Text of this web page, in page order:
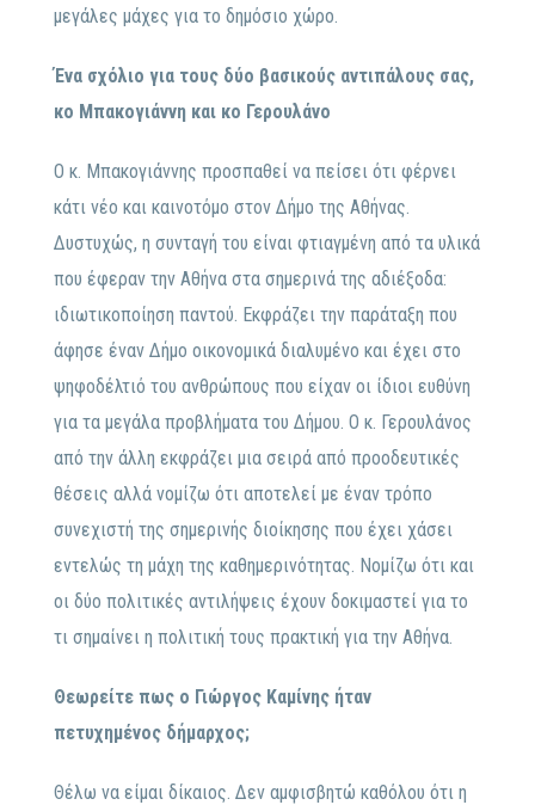
μεγάλες μάχες για το δημόσιο χώρο.
Ένα σχόλιο για τους δύο βασικούς αντιπάλους σας,
κο Μπακογιάννη και κο Γερουλάνο
Ο κ. Μπακογιάννης προσπαθεί να πείσει ότι φέρνει
κάτι νέο και καινοτόμο στον Δήμο της Αθήνας.
Δυστυχώς, η συνταγή του είναι φτιαγμένη από τα υλικά
που έφεραν την Αθήνα στα σημερινά της αδιέξοδα:
ιδιωτικοποίηση παντού. Εκφράζει την παράταξη που
άφησε έναν Δήμο οικονομικά διαλυμένο και έχει στο
ψηφοδέλτιό του ανθρώπους που είχαν οι ίδιοι ευθύνη
για τα μεγάλα προβλήματα του Δήμου. Ο κ. Γερουλάνος
από την άλλη εκφράζει μια σειρά από προοδευτικές
θέσεις αλλά νομίζω ότι αποτελεί με έναν τρόπο
συνεχιστή της σημερινής διοίκησης που έχει χάσει
εντελώς τη μάχη της καθημερινότητας. Νομίζω ότι και
οι δύο πολιτικές αντιλήψεις έχουν δοκιμαστεί για το
τι σημαίνει η πολιτική τους πρακτική για την Αθήνα.
Θεωρείτε πως ο Γιώργος Καμίνης ήταν
πετυχημένος δήμαρχος;
Θέλω να είμαι δίκαιος. Δεν αμφισβητώ καθόλου ότι η